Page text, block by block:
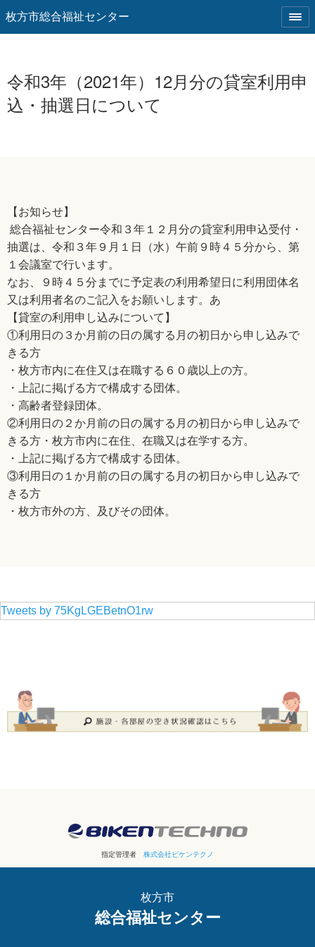
枚方市総合福祉センター
令和3年（2021年）12月分の貸室利用申
込・抽選日について
【お知らせ】
総合福祉センター令和３年１２月分の貸室利用申込受付・
抽選は、令和３年９月１日（水）午前９時４５分から、第
１会議室で行います。
なお、９時４５分までに予定表の利用希望日に利用団体名
又は利用者名のご記入をお願いします。あ
【貸室の利用申し込みについて】
①利用日の３か月前の日の属する月の初日から申し込みで
きる方
・枚方市内に在住又は在職する６０歳以上の方。
・上記に掲げる方で構成する団体。
・高齢者登録団体。
②利用日の２か月前の日の属する月の初日から申し込みで
きる方・枚方市内に在住、在職又は在学する方。
・上記に掲げる方で構成する団体。
③利用日の１か月前の日の属する月の初日から申し込みで
きる方
・枚方市外の方、及びその団体。
Tweets by 75KgLGEBetnO1rw
指定管理者 株式会社ビケンテクノ
枚方市
総合福祉センター